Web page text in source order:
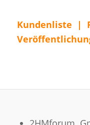
Kundenliste |